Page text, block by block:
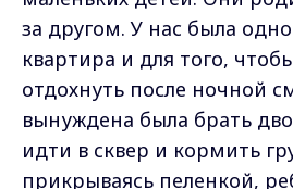
за другом. У нас была
квартира и для того,
отдохнуть после ночной
вынуждена была брать
идти в сквер и кормить
прикрываясь пеленкой,